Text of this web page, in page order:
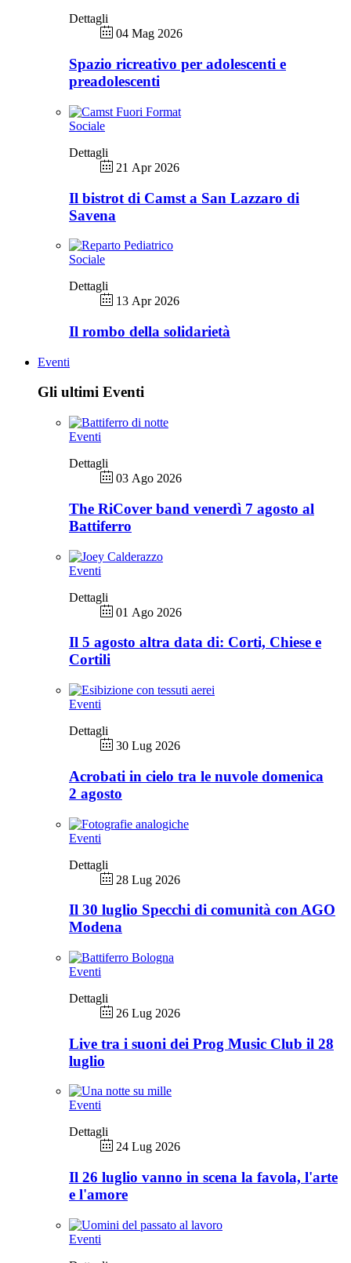
Dettagli
04 Mag 2026
Spazio ricreativo per adolescenti e
preadolescenti
Sociale
Dettagli
21 Apr 2026
Il bistrot di Camst a San Lazzaro di
Savena
Sociale
Dettagli
13 Apr 2026
Il rombo della solidarietà
Eventi
Gli ultimi Eventi
Eventi
Dettagli
03 Ago 2026
The RiCover band venerdì 7 agosto al
Battiferro
Eventi
Dettagli
01 Ago 2026
Il 5 agosto altra data di: Corti, Chiese e
Cortili
Eventi
Dettagli
30 Lug 2026
Acrobati in cielo tra le nuvole domenica
2 agosto
Eventi
Dettagli
28 Lug 2026
Il 30 luglio Specchi di comunità con AGO
Modena
Eventi
Dettagli
26 Lug 2026
Live tra i suoni dei Prog Music Club il 28
luglio
Eventi
Dettagli
24 Lug 2026
Il 26 luglio vanno in scena la favola, l'arte
e l'amore
Eventi